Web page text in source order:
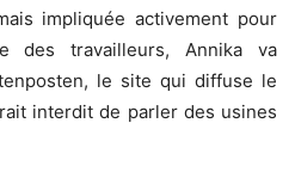
impliquée activement pour
des travailleurs, Annika va
le site qui diffuse le
interdit de parler des usines